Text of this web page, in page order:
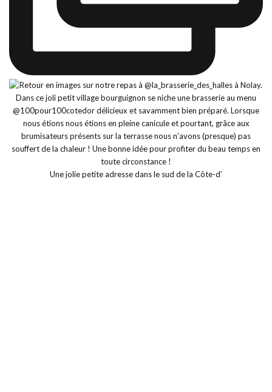
Une jolie petite adresse dans le sud de la Côte-d’